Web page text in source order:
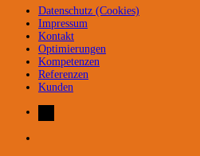
Datenschutz (Cookies)
Impressum
Kontakt
Optimierungen
Kompetenzen
Referenzen
Kunden